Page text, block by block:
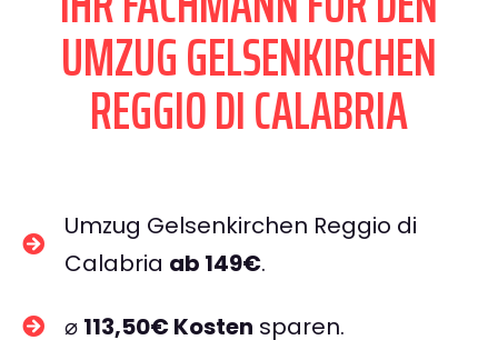
UMZUG GELSENKIRCHEN
REGGIO DI CALABRIA
Umzug Gelsenkirchen Reggio di
Calabria ab 149€.
⌀ 113,50€ Kosten sparen.